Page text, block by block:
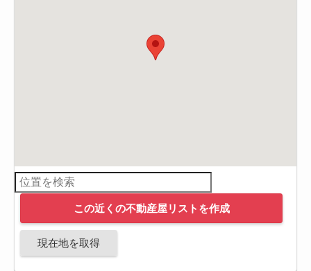
この近くの不動産屋リストを作成
現在地を取得